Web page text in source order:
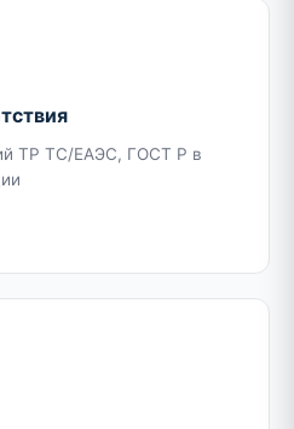
ТР ТС/ЕАЭС, ГОСТ Р в